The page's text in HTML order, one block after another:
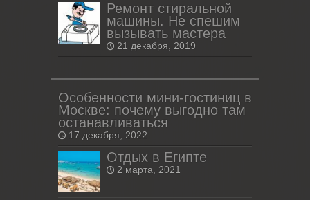
Ремонт стиральной
машины. Не спешим
вызывать мастера
21 декабря, 2019
Особенности мини-гостиниц в
Москве: почему выгодно там
останавливаться
17 декабря, 2022
Отдых в Египте
2 марта, 2021